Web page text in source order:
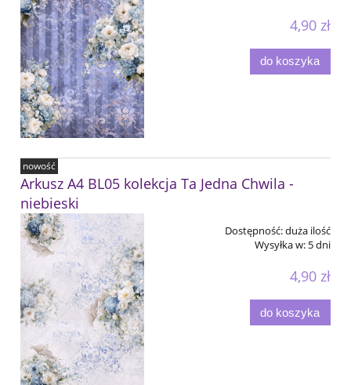
4,90 zł
do koszyka
Arkusz A4 BL05 kolekcja Ta Jedna Chwila -
niebieski
Dostępność:duża ilość
Wysyłka w: 5 dni
4,90 zł
do koszyka
nowość